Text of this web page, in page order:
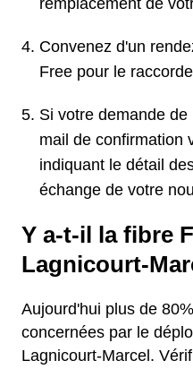
remplacement de
Convenez d'un
Free pour le
Si votre demande
mail de confirmation
indiquant le détail
échange de votre
Y a-t-il la fibre
Lagnicourt-
Aujourd'hui plus de
concernées par le
Lagnicourt-Marcel.